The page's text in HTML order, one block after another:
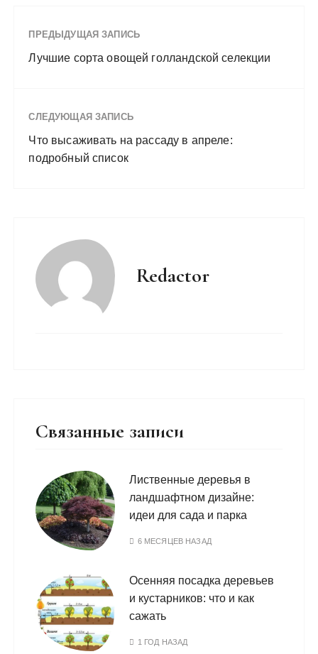
ПРЕДЫДУЩАЯ ЗАПИСЬ
Лучшие сорта овощей голландской селекции
СЛЕДУЮЩАЯ ЗАПИСЬ
Что высаживать на рассаду в апреле:
подробный список
Redactor
Связанные записи
Лиственные деревья в
ландшафтном дизайне:
идеи для сада и парка
6 МЕСЯЦЕВ НАЗАД
Осенняя посадка деревьев
и кустарников: что и как
сажать
1 ГОД НАЗАД